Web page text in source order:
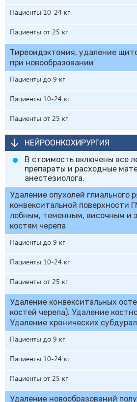
Пациенты 10-24 кг
Пациенты от 25 кг
Тиреоидэктомия, удаление
при новообразовании
Пациенты до 9 кг
Пациенты 10-24 кг
Пациенты от 25 кг
НЕЙРООНКОХИРУРГИЯ
В стоимость включены все
препараты и расходные
анестезиолога.
Удаление опухолей глиального
конвекситальной поверхности
лобным, теменным, височным и
костям черепа
Пациенты до 9 кг
Пациенты 10-24 кг
Пациенты от 25 кг
Удаление конвекситальных
костей черепа). Удаление
Удаление хронических
Пациенты до 9 кг
Пациенты 10-24 кг
Пациенты от 25 кг
Удаление новообразований